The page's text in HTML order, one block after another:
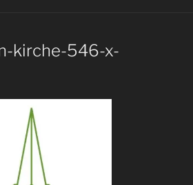
kirche-546-x-